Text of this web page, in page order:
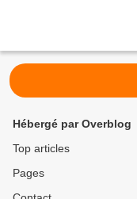
Hébergé par Overblog
Top articles
Pages